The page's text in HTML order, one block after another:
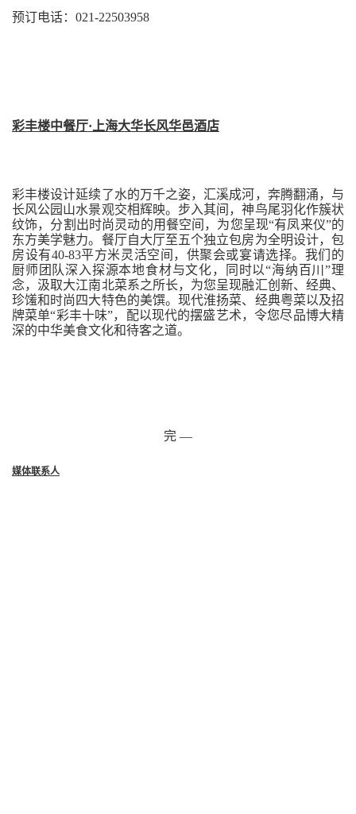
预订电话： 021-22503958
彩丰楼中餐厅·上海大华长风华邑酒店
彩丰楼设计延续了水的万千之姿，汇溪成河，奔腾翻涌，与
长风公园山水景观交相辉映。步入其间，神鸟尾羽化作簇状
纹饰，分割出时尚灵动的用餐空间，为您呈现“有凤来仪”的
东方美学魅力。餐厅自大厅至五个独立包房为全明设计，包
房设有40-83平方米灵活空间，供聚会或宴请选择。我们的
厨师团队深入探源本地食材与文化，同时以“海纳百川”理
念，汲取大江南北菜系之所长，为您呈现融汇创新、经典、
珍馐和时尚四大特色的美馔。现代淮扬菜、经典粤菜以及招
牌菜单“彩丰十味”，配以现代的摆盛艺术，令您尽品博大精
深的中华美食文化和待客之道。
完 —
媒体联系人